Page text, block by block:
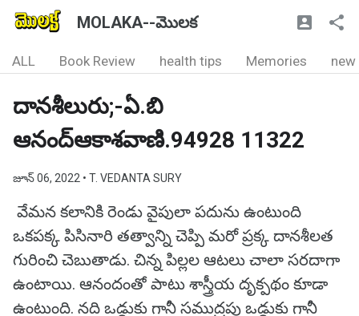
MOLAKA--మొలక
ALL Book Review health tips Memories new
దానశీలురు;-ఏ.బి
ఆనంద్ఆకాశవాణి.94928 11322
జూన్ 06, 2022 • T. VEDANTA SURY
వేమన కలానికి రెండు వైపులా పదును ఉంటుంది
ఒకపక్క పిసినారి తత్వాన్ని చెప్పి మరో ప్రక్క దానశీలత
గురించి చెబుతాడు. చిన్న పిల్లల ఆటలు చాలా సరదాగా
ఉంటాయి. ఆనందంతో పాటు శాస్త్రీయ దృక్పథం కూడా
ఉంటుంది. నది ఒడ్డుకు గానీ సముద్రపు ఒడ్డుకు గానీ